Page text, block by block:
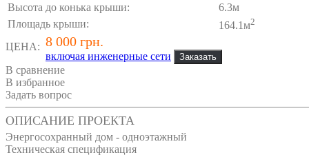
Высота до конька крыши:
6.3м
Площадь крыши:
164.1м2
ЦЕНА: 8 000 грн.
включая инженерные сети
В сравнение
В избранное
Задать вопрос
ОПИСАНИЕ ПРОЕКТА
Энергосохранный дом - одноэтажный
Техническая спецификация